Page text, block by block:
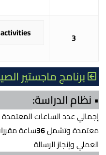
3
برنامج ماجستير
• نظام الدراسة:
إجمالي عدد الساعات المعتمدة
معتمدة وتشمل36ساعة
العملي وإنجاز الرسالة